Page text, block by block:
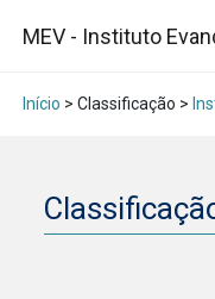
MEV - Instituto
Início > Classificação >